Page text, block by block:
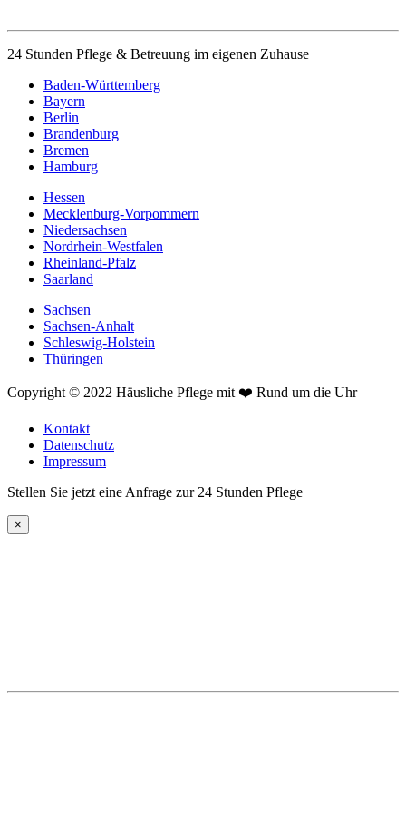
24 Stunden Pflege & Betreuung im eigenen Zuhause
Baden-Württemberg
Bayern
Berlin
Brandenburg
Bremen
Hamburg
Hessen
Mecklenburg-Vorpommern
Niedersachsen
Nordrhein-Westfalen
Rheinland-Pfalz
Saarland
Sachsen
Sachsen-Anhalt
Schleswig-Holstein
Thüringen
Copyright © 2022 Häusliche Pflege mit ❤️ Rund um die Uhr
Kontakt
Datenschutz
Impressum
Stellen Sie jetzt eine Anfrage zur 24 Stunden Pflege
×